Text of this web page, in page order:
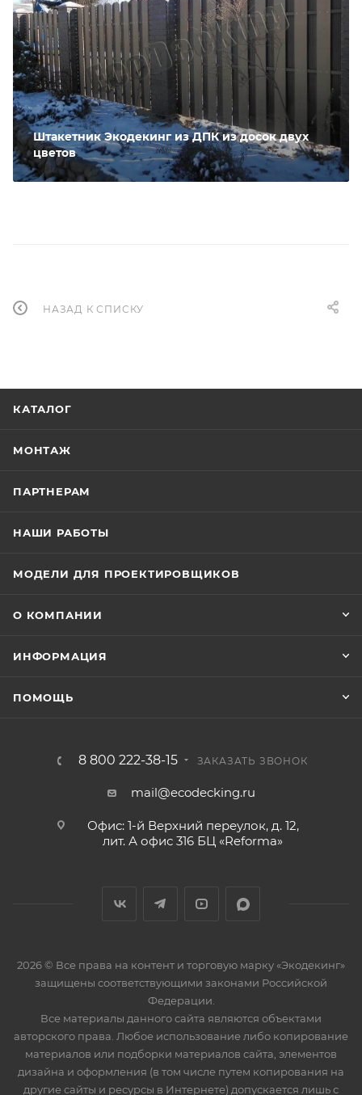
Штакетник Экодекинг из ДПК из досок двух
цветов
НАЗАД К СПИСКУ
КАТАЛОГ
МОНТАЖ
ПАРТНЕРАМ
НАШИ РАБОТЫ
МОДЕЛИ ДЛЯ ПРОЕКТИРОВЩИКОВ
О КОМПАНИИ
ИНФОРМАЦИЯ
ПОМОЩЬ
8 800 222-38-15 ЗАКАЗАТЬ ЗВОНОК
mail@ecodecking.ru
Офис: 1-й Верхний переулок, д. 12,
лит. А офис 316 БЦ «Reforma»
2026 © Все права на контент и торговую марку «Экодекинг»
защищены соответствующими законами Российской
Федерации.
Все материалы данного сайта являются объектами
авторского права. Любое использование либо копирование
материалов или подборки материалов сайта, элементов
дизайна и оформления (в том числе путем копирования на
другие сайты и ресурсы в Интернете) допускается лишь с